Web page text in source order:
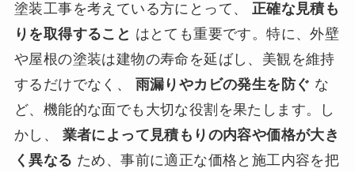
塗装工事を考えている方にとって、 正確な見積も
りを取得すること はとても重要です。特に、外壁
や屋根の塗装は建物の寿命を延ばし、美観を維持
するだけでなく、 雨漏りやカビの発生を防ぐ な
ど、機能的な面でも大切な役割を果たします。し
かし、 業者によって見積もりの内容や価格が大き
く異なる ため、事前に適正な価格と施工内容を把